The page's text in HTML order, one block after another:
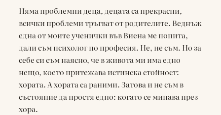
Няма проблемни деца, децата са прекрасни,
всички проблеми тръгват от родителите. Веднъж
една от моите ученички във Виена ме попита,
дали съм психолог по професия. Не, не съм. Но за
себе си съм наясно, че в живота ми има едно
нещо, което притежава истинска стойност:
хората. А хората са раними. Затова и не съм в
състояние да простя едно: когато се минава през
хора.